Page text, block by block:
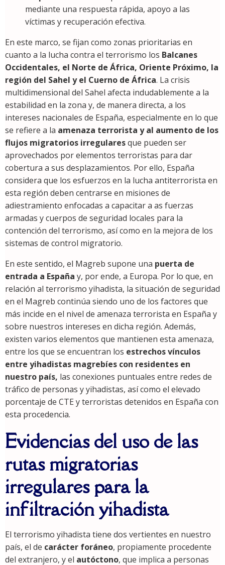
mediante una respuesta rápida, apoyo a las
víctimas y recuperación efectiva.
En este marco, se fijan como zonas prioritarias en
cuanto a la lucha contra el terrorismo los Balcanes
Occidentales, el Norte de África, Oriente Próximo, la
región del Sahel y el Cuerno de África. La crisis
multidimensional del Sahel afecta indudablemente a la
estabilidad en la zona y, de manera directa, a los
intereses nacionales de España, especialmente en lo que
se refiere a la amenaza terrorista y al aumento de los
flujos migratorios irregularesque pueden ser
aprovechados por elementos terroristas para dar
cobertura a sus desplazamientos. Por ello, España
considera que los esfuerzos en la lucha antiterrorista en
esta región deben centrarse en misiones de
adiestramiento enfocadas a capacitar a as fuerzas
armadas y cuerpos de seguridad locales para la
contención del terrorismo, así como en la mejora de los
sistemas de control migratorio.
En este sentido, el Magreb supone una puerta de
entrada a España y, por ende, a Europa. Por lo que, en
relación al terrorismo yihadista, la situación de seguridad
en el Magreb continúa siendo uno de los factores que
más incide en el nivel de amenaza terrorista en España y
sobre nuestros intereses en dicha región. Además,
existen varios elementos que mantienen esta amenaza,
entre los que se encuentran los estrechos vínculos
entre yihadistas magrebíes con residentes en
nuestro país, las conexiones puntuales entre redes de
tráfico de personas y yihadistas, así como el elevado
porcentaje de CTE y terroristas detenidos en España con
esta procedencia.
Evidencias del uso de las
rutas migratorias
irregulares para la
infiltración yihadista
El terrorismo yihadista tiene dos vertientes en nuestro
país, el de carácter foráneo, propiamente procedente
del extranjero, y el autóctono, que implica a personas